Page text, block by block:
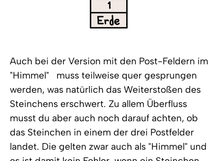
Auch bei der Version mit den Post-Feldern im
"Himmel" muss teilweise quer gesprungen
werden, was natürlich das Weiterstoßen des
Steinchens erschwert. Zu allem Überfluss
musst du aber auch noch darauf achten, ob
das Steinchen in einem der drei Postfelder
landet. Die gelten zwar auch als "Himmel" und